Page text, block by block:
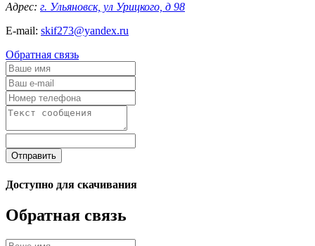
Адрес: г. Ульяновск, ул Урицкого, д 98
E-mail: skif273@yandex.ru
Обратная связь
Отправить
Доступно для скачивания
Обратная связь